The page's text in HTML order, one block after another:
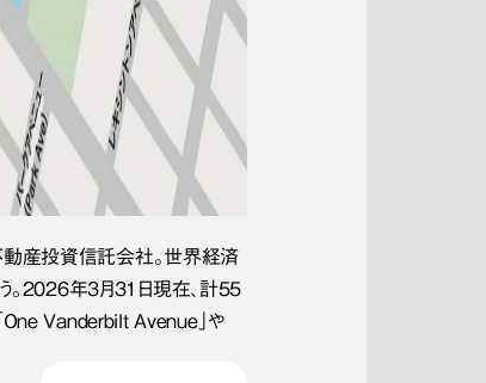
動産投資信託会社。世界経済
。2026年3月31日現在、計55
One Vanderbilt Avenue」や